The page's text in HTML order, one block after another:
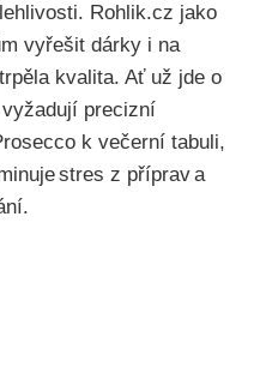
Rohlik.cz jako
vyřešit dárky i na
kvalita. Ať už jde o
precizní
k večerní tabuli,
stres z příprav a